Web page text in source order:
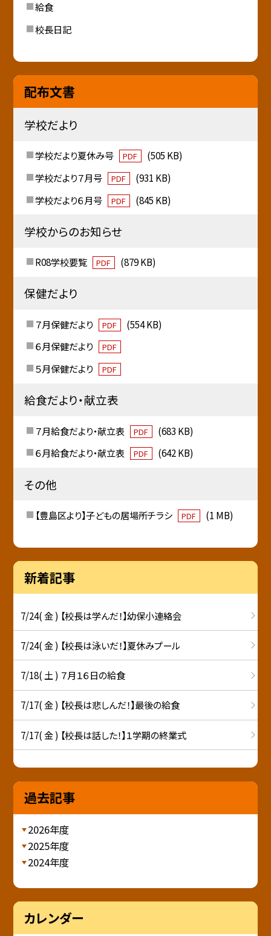
給食
校長日記
配布文書
学校だより
学校だより夏休み号 PDF
(505 KB)
学校だより７月号
PDF
(931 KB)
学校だより６月号
PDF (845 KB)
学校からのお知らせ
R08学校要覧 PDF (879 KB)
保健だより
７月保健だより PDF
(554 KB)
６月保健だより
PDF
５月保健だより PDF
給食だより・献立表
７月給食だより・献立表 PDF
(683 KB)
６月給食だより・献立表
PDF (642 KB)
その他
【豊島区より】子どもの居場所チラシ PDF (1 MB)
新着記事
7/24( 金 ) 【校長は学んだ！】幼保小連絡会
7/24( 金 ) 【校長は泳いだ！】夏休みプール
7/18( 土 ) ７月１６日の給食
7/17( 金 ) 【校長は悲しんだ！】最後の給食
7/17( 金 ) 【校長は話した！】１学期の終業式
過去記事
2026年度
2025年度
2024年度
カレンダー